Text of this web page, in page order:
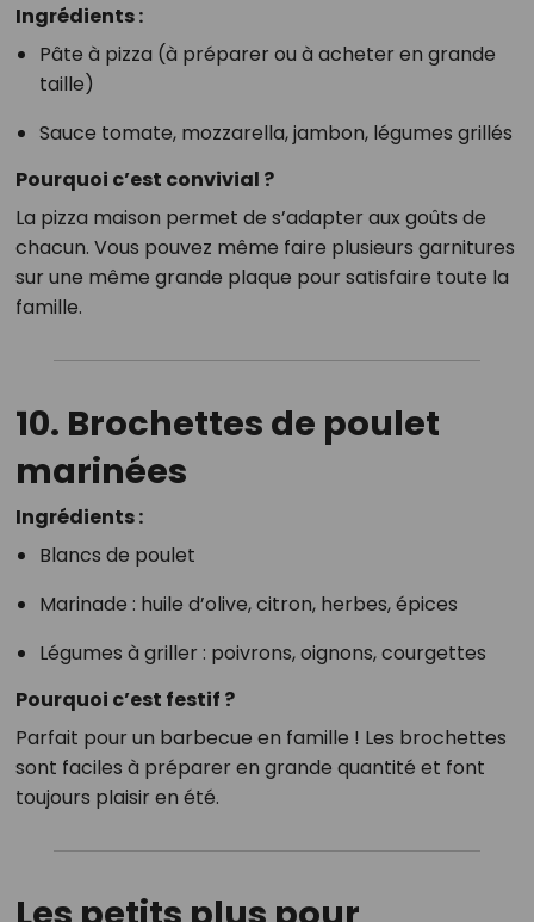
Ingrédients :
Pâte à pizza (à préparer ou à acheter en grande
taille)
Sauce tomate, mozzarella, jambon, légumes grillés
Pourquoi c’est convivial ?
La pizza maison permet de s’adapter aux goûts de
chacun. Vous pouvez même faire plusieurs garnitures
sur une même grande plaque pour satisfaire toute la
famille.
10. Brochettes de poulet
marinées
Ingrédients :
Blancs de poulet
Marinade : huile d’olive, citron, herbes, épices
Légumes à griller : poivrons, oignons, courgettes
Pourquoi c’est festif ?
Parfait pour un barbecue en famille ! Les brochettes
sont faciles à préparer en grande quantité et font
toujours plaisir en été.